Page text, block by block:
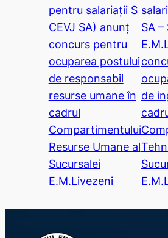
pentru salariații S
CEVJ SA) anunț
concurs pentru
ocuparea postului
de responsabil
resurse umane în
cadrul
Compartimentului
Resurse Umane al
Sucursalei
E.M.Livezeni
SA –
de